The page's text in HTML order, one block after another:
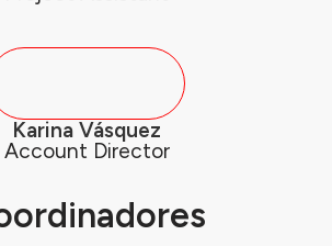
Karina Vásquez
Account Director